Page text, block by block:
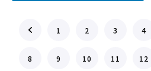
1 2 3 4
8 9 10 11 12